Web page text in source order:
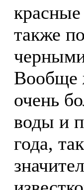
также
Вообще
очень
воды и
года,